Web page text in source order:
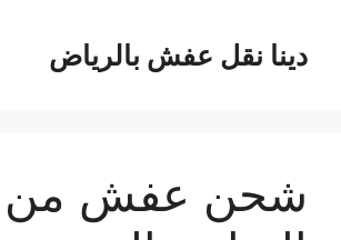
المحتوىدينا نقل عفش بالرياض
شحن عفش من